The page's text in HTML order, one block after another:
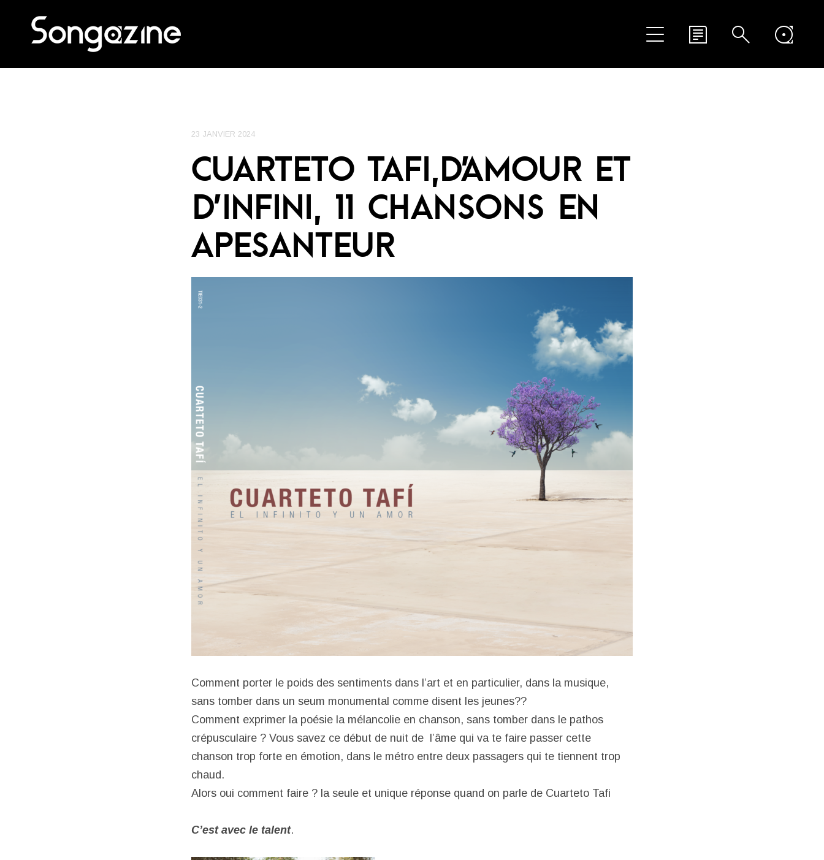
23 JANVIER 2024
CUARTETO TAFI,D’AMOUR ET
D’INFINI, 11 CHANSONS EN
APESANTEUR
Comment porter le poids des sentiments dans l’art et en particulier, dans la musique,
sans tomber dans un seum monumental comme disent les jeunes??
Comment exprimer la poésie la mélancolie en chanson, sans tomber dans le pathos
crépusculaire ? Vous savez ce début de nuit de l’âme qui va te faire passer cette
chanson trop forte en émotion, dans le métro entre deux passagers qui te tiennent trop
chaud.
Alors oui comment faire ? la seule et unique réponse quand on parle de Cuarteto Tafi
C’est avec le talent.